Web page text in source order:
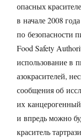
опасных
в начале 2008
по безопасности
Food Safety
использование в
азокрасителей,
сообщения об
их
и впредь можно
краситель